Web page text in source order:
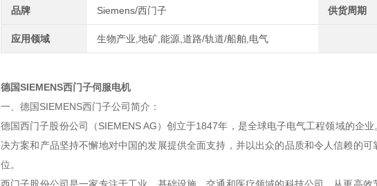
品牌 Siemens/西门子 供货周期
应用领域 生物产业,地矿,能源,道路/轨道/船舶,电气
德国SIEMENS西门子伺服电机
一、德国SIEMENS西门子公司简介：
德国西门子股份公司（SIEMENS AG）创立于1847年，是全球电子电气工程领域的企
决方案和产品坚持不懈地对中国的发展提供全面支持，并以出众的品质和令人信赖的
位。